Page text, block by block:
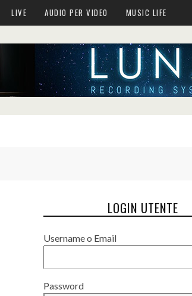
LIVE AUDIO PER VIDEO MUSIC LIFE
LOGIN UTENTE
Username o Email
Password